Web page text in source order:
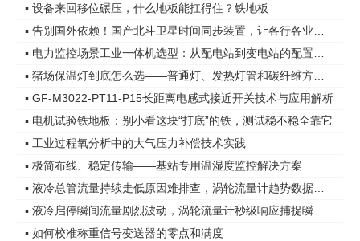
▪ 设备来回移位碾压，什么地板能扛得住？铁地板
▪ GF-M3022-PT11-P15长距离电感式接近开关技术与应用解析
▪ 电机试验铁地板：别小看这块“打底”的铁，测试稳不稳全靠它
▪ 工业过程氧分析中的大气压力补偿技术实践
▪ 极简布线、稳定传输——基站专用温湿度监控解决方案
▪ 如何校准称重信号变送器的零点和满度